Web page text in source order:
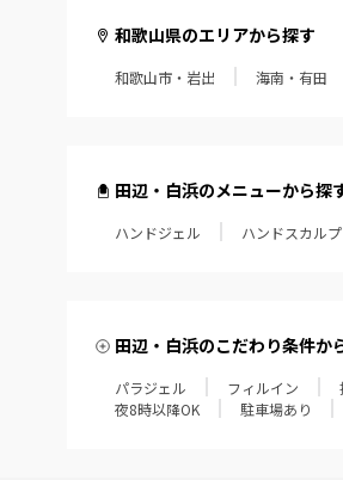
和歌山県のエリアから探す
和歌山市・岩出 海南・有田
田辺・白浜のメニューから探
ハンドジェル ハンドスカルプ
田辺・白浜のこだわり条件か
パラジェル フィルイン
夜8時以降OK
駐車場あり